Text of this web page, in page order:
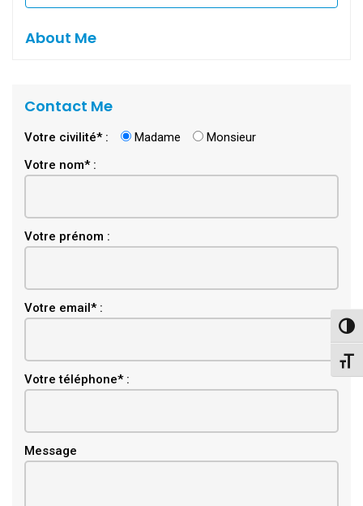
About Me
Contact Me
Votre civilité* : Madame
Monsieur
Votre nom* :
Votre prénom :
Votre email* :
Votre téléphone* :
Message